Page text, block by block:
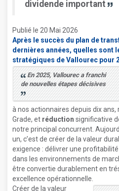
dividende important
Publié le 20 Mai 2026
Après le succès du plan de
dernières années, quelles sont
stratégiques de Vallourec pour
En 2025, Vallourec a franchi
de nouvelles étapes décisives
à nos actionnaires depuis dix
Grade, et réduction significative
notre principal concurrent.
un, c’est de créer de la valeur
exigence : délivrer une
dans les environnements de
être convertie durablement en
excellence opérationnelle.
Créer de la valeur